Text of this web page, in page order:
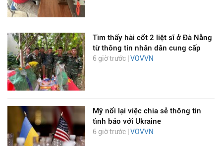
Tìm thấy hài cốt 2 liệt sĩ ở Đà Nẵng
từ thông tin nhân dân cung cấp
6 giờ trước | VOVVN
Mỹ nối lại việc chia sẻ thông tin
tình báo với Ukraine
6 giờ trước | VOVVN